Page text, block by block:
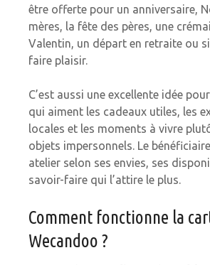
être offerte pour un anniversaire,
mères, la fête des pères, une
Valentin, un départ en retraite ou
faire plaisir.
C’est aussi une excellente idée
qui aiment les cadeaux utiles, les
locales et les moments à vivre
objets impersonnels. Le
atelier selon ses envies, ses
savoir-faire qui l’attire le plus.
Comment fonctionne la
Wecandoo ?